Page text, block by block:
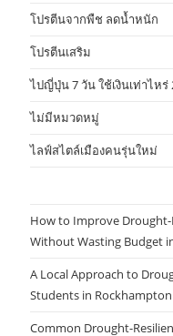
โปรตีนจากพืช ลดน้ำหนัก
โปรตีนเสริม
ไปญี่ปุ่น 7 วัน ใช้เงินเท่าไหร่
ไม่มีหมวดหมู่
ไลฟ์สไตล์เมืองคนรุ่นใหม่
How to Improve
Without Wasting Budget
A Local Approach to
Students in Rockhampton
Common Drought-